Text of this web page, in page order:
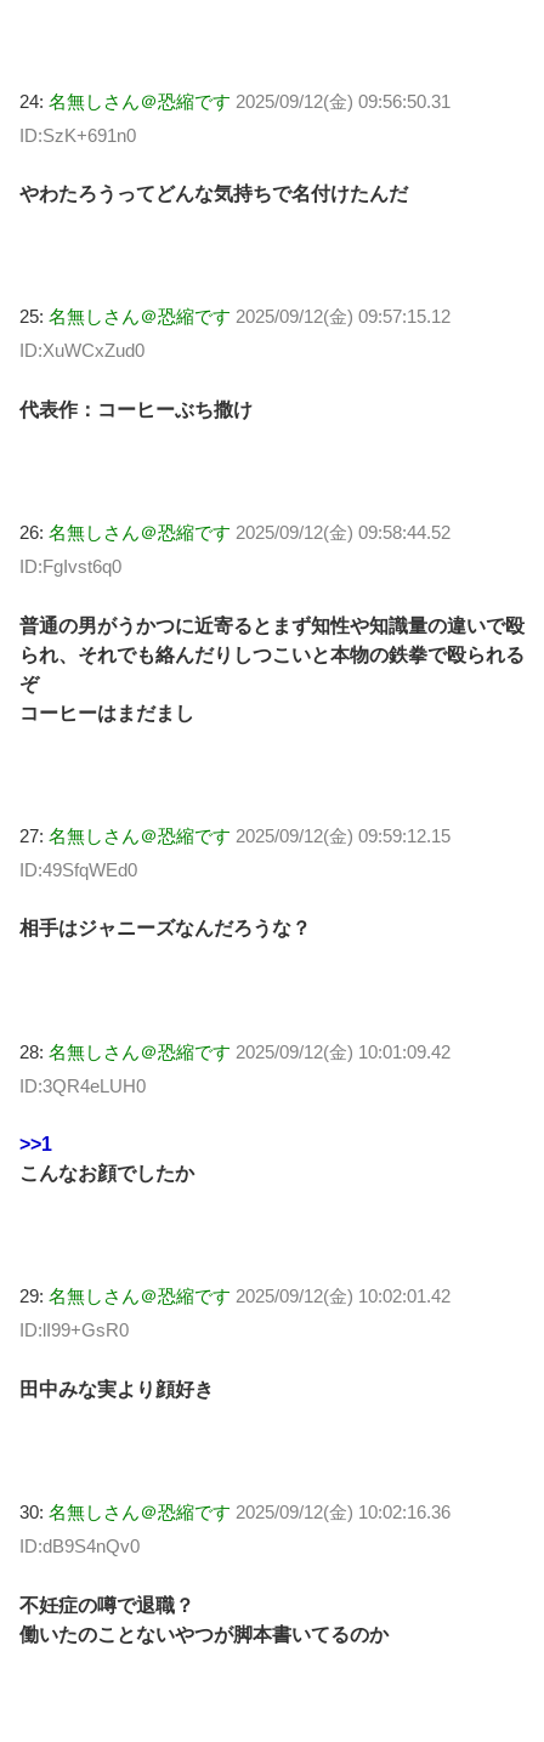
24: 名無しさん＠恐縮です 2025/09/12(金) 09:56:50.31
ID:SzK+691n0
やわたろうってどんな気持ちで名付けたんだ
25: 名無しさん＠恐縮です 2025/09/12(金) 09:57:15.12
ID:XuWCxZud0
代表作：コーヒーぶち撒け
26: 名無しさん＠恐縮です 2025/09/12(金) 09:58:44.52
ID:FgIvst6q0
普通の男がうかつに近寄るとまず知性や知識量の違いで殴
られ、それでも絡んだりしつこいと本物の鉄拳で殴られる
ぞ
コーヒーはまだまし
27: 名無しさん＠恐縮です 2025/09/12(金) 09:59:12.15
ID:49SfqWEd0
相手はジャニーズなんだろうな？
28: 名無しさん＠恐縮です 2025/09/12(金) 10:01:09.42
ID:3QR4eLUH0
>>1
こんなお顔でしたか
29: 名無しさん＠恐縮です 2025/09/12(金) 10:02:01.42
ID:lI99+GsR0
田中みな実より顔好き
30: 名無しさん＠恐縮です 2025/09/12(金) 10:02:16.36
ID:dB9S4nQv0
不妊症の噂で退職？
働いたのことないやつが脚本書いてるのか